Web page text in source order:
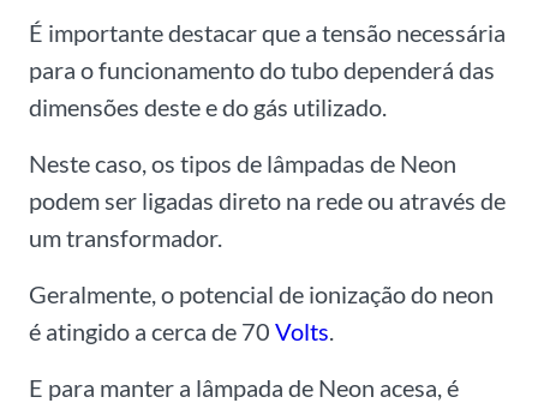
É importante destacar que a tensão necessária
para o funcionamento do tubo dependerá das
dimensões deste e do gás utilizado.
Neste caso, os tipos de lâmpadas de Neon
podem ser ligadas direto na rede ou através de
um transformador.
Geralmente, o potencial de ionização do neon
é atingido a cerca de 70 Volts.
E para manter a lâmpada de Neon acesa, é